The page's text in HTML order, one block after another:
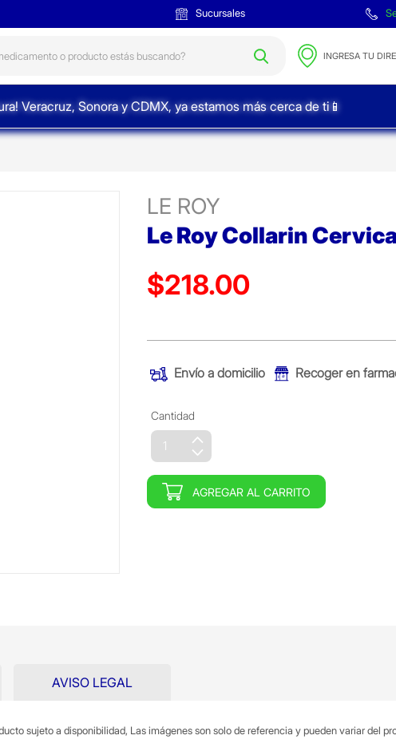
Sucursales
INGRESA TU
Veracruz, Sonora y CDMX, ya estamos más cerca de ti📱
LE ROY
Le Roy Collarin
Precio reducido de
$218.00
Envío a domicilio Recoger en
Cantidad
AGREGAR AL CARRITO
sujeto a disponibilidad, Las imágenes son solo de referencia y pueden variar del
AVISO LEGAL